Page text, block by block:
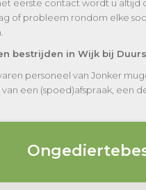
eerste contact wordt u
of probleem rondom elke
bestrijden in Wijk bij
personeel van Jonker
een (spoed)afspraak, een